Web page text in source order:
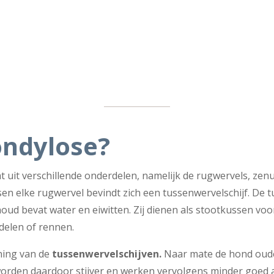
uit verschillende onderdelen, namelijk de rugwervels,
elke rugwervel bevindt zich een tussenwervelschijf. De
bevat water en eiwitten. Zij dienen als stootkussen
of rennen.
van de tussenwervelschijven.Naar mate de hond
daardoor stijver en werken vervolgens minder goed